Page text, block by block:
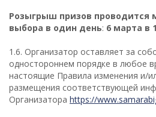
Розыгрыш призов проводится
выбора в один день: 6 марта в
1.6. Организатор оставляет за
одностороннем порядке в любое
настоящие Правила изменения и/
размещения соответствующей
Организатора https://